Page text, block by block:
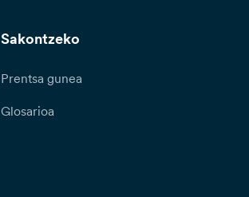
Sakontzeko
Prentsa gunea
Glosarioa